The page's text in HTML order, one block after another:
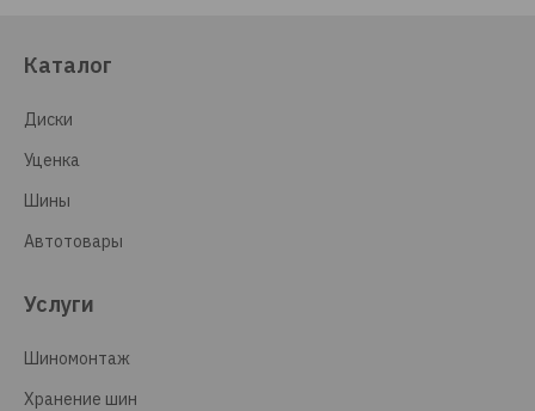
Каталог
Диски
Уценка
Шины
Автотовары
Услуги
Шиномонтаж
Хранение шин